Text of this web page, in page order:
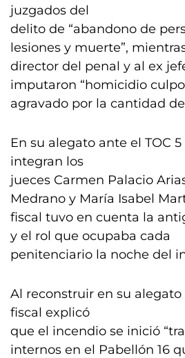
juzgados del
delito de “abandono de
lesiones y muerte”,
director del penal y al ex
imputaron “homicidio
agravado por la cantidad
En su alegato ante el TOC
integran los
jueces Carmen Palacio
Medrano y María Isabel
fiscal tuvo en cuenta la
y el rol que ocupaba cada
penitenciario la noche del
Al reconstruir en su alegato
fiscal explicó
que el incendio se inició
internos en el Pabellón 16